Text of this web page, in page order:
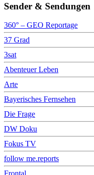
Sender & Sendungen
360° – GEO Reportage
37 Grad
3sat
Abenteuer Leben
Arte
Bayerisches Fernsehen
Die Frage
DW Doku
Fokus TV
follow me.reports